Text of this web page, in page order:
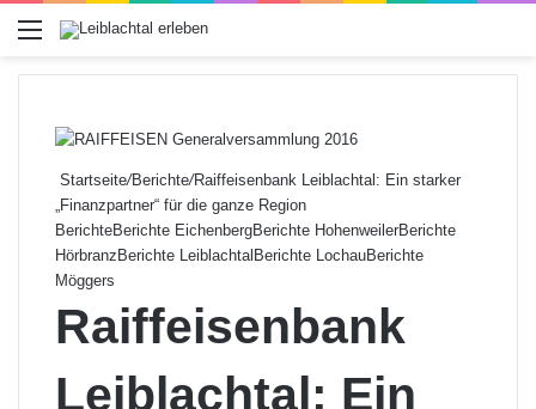
Menü
Startseite/Berichte/Raiffeisenbank Leiblachtal: Ein starker
„Finanzpartner“ für die ganze Region
BerichteBerichte EichenbergBerichte HohenweilerBerichte
Hörbranz Berichte Leiblachtal Berichte LochauBerichte
Möggers
Raiffeisenbank
Leiblachtal: Ein